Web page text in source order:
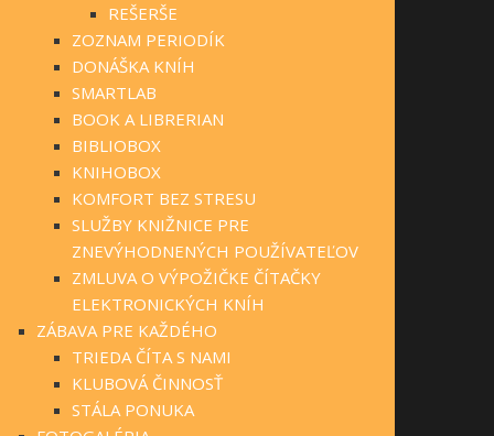
REŠERŠE
ZOZNAM PERIODÍK
DONÁŠKA KNÍH
SMARTLAB
BOOK A LIBRERIAN
BIBLIOBOX
KNIHOBOX
KOMFORT BEZ STRESU
SLUŽBY KNIŽNICE PRE
ZNEVÝHODNENÝCH POUŽÍVATEĽOV
ZMLUVA O VÝPOŽIČKE ČÍTAČKY
ELEKTRONICKÝCH KNÍH
ZÁBAVA PRE KAŽDÉHO
TRIEDA ČÍTA S NAMI
KLUBOVÁ ČINNOSŤ
STÁLA PONUKA